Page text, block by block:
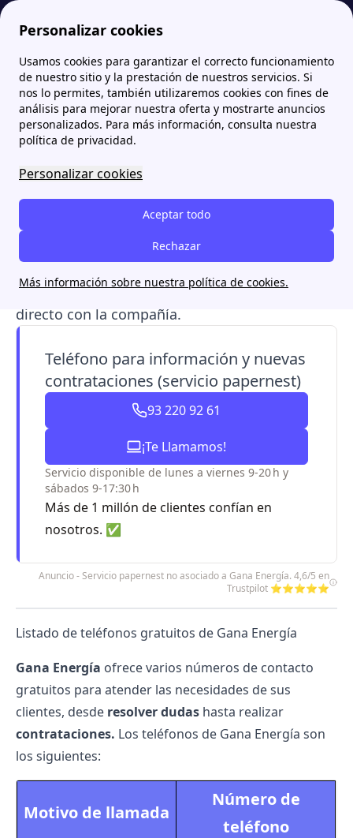
Personalizar cookies
Usamos cookies para garantizar el correcto funcionamiento
de nuestro sitio y la prestación de nuestros servicios. Si
nos lo permites, también utilizaremos cookies con fines de
análisis para mejorar nuestra oferta y mostrarte anuncios
personalizados. Para más información, consulta nuestra
política de privacidad.
Personalizar cookies
Aceptar todo
Rechazar
Más información sobre nuestra política de cookies.
Papernest.es More Gana Energía ¿Cómo contactar con Gana Energía a través de sus teléfonos gratuitos?
¿Cómo contactar con Gana
Energía a través de sus
teléfonos gratuitos?
Encuentra losteléfonos de Gana Energía de
atención al cliente
, reclamaciones,
contratación y mucho más. Además te
comunicación online para entrar en contacto
directo con la compañía.
Teléfono para información y nuevas
contrataciones (servicio papernest)
93 220 92 61
¡Te Llamamos!
Servicio disponible de lunes a viernes 9-20 h y
sábados 9-17:30 h
Más de 1 millón de clientes confían en
nosotros. ✅
Anuncio - Servicio papernest no asociado a Gana Energía. 4,6/5 en
Trustpilot ⭐⭐⭐⭐⭐
Listado de teléfonos gratuitos de Gana Energía
Gana Energía ofrece varios números de contacto
gratuitos para atender las necesidades de sus
clientes, desde resolver dudas hasta realizar
contrataciones. Los teléfonos de Gana Energía son
los siguientes:
Motivo de llamada
Número de
teléfono